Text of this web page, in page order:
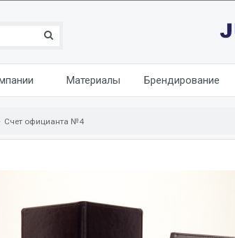
Материалы Брендирование
Счет официанта №4